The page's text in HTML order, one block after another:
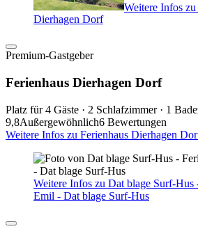
Weitere Infos zu
Dierhagen Dorf
Premium-Gastgeber
Ferienhaus Dierhagen Dorf
Platz für 4 Gäste · 2 Schlafzimmer · 1
9,8Außergewöhnlich6 Bewertungen
Weitere Infos zu Ferienhaus Dierhagen
Weitere Infos zu Dat blage Surf-
Emil - Dat blage Surf-Hus